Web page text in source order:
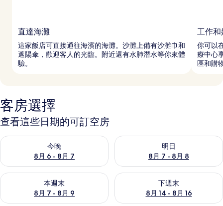
直達海灘
這家飯店可直接通往海濱的海灘。沙灘上備有沙灘巾和
遮陽傘，歡迎客人的光臨。附近還有水肺潛水等你來體
驗。
工作
你可以
療中心
區和購
客房選擇
查看這些日期的可訂空房
今晚
8月 6 - 8月 7
查看今晚 8月 6 - 8月 7的可訂空房
明日
8月 7 - 8月 8
查看明日 8月 7 - 8月 8的可訂
本週末
8月 7 - 8月 9
查看本週末 8月 7 - 8月 9的可訂空房
下週末
8月 14 - 8月 16
查看下週末 8月 14 - 8月 16的